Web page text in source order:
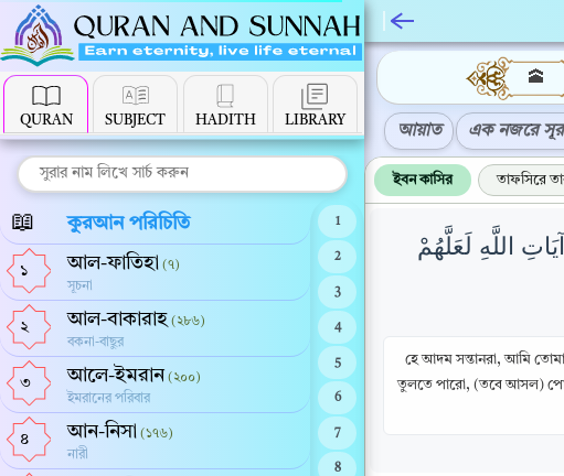
QURAN SUBJECT HADITH LIBRARY
📖 কুরআন পরিচিতি
১ আল-ফাতিহা (৭)
সূচনা
২ আল-বাকারাহ (২৮৬)
বকনা-বাছুর
৩ আলে-ইমরান (২০০)
ইমরানের পরিবার
৪ আন-নিসা (১৭৬)
নারী
1
2
3
4
5
6
7
8
🕋
আয়াত এক নজরে
ইবন কাসির তাফসিরে
اللَّهِ لَعَلَّهُمْ
হে আদম সন্তানরা, আমি
তুলতে পারো, (তবে আসল)